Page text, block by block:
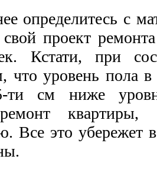
определитесь с
проект
Кстати, при
что уровень пола
см ниже
Все это убережет